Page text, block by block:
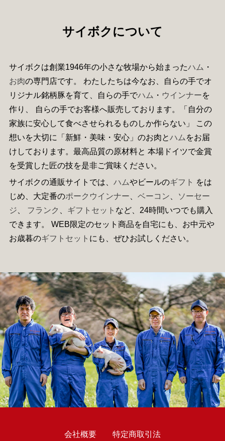
サイボクについて
サイボクは創業1946年の小さな牧場から始まったハム ・
お肉の専門店です。 わたしたちは今なお、自らの手でオ
リジナル銘柄豚を育て、自らの手でハム ・ ウインナーを
作り、 自らの手でお客様へ販売しております。「自分の
家族に安心して食べさせられるものしか作らない」 この
想いを大切に「新鮮・美味・安心」のお肉とハム をお届
けしております。最高品質の原材料と 本場ドイツで金賞
を受賞した匠の技を是非ご賞味ください。
サイボクの通販サイトでは、 ハムやビールのギフト をは
じめ、大定番のポークウインナー ベーコン
ソーセー
ジ
フランク ギフトセット など、24時間いつでも購入
できます。 WEB限定のセット商品を自宅にも、お中元や
お歳暮のギフトセット にも、ぜひお試しください。
会社概要 特定商取引法